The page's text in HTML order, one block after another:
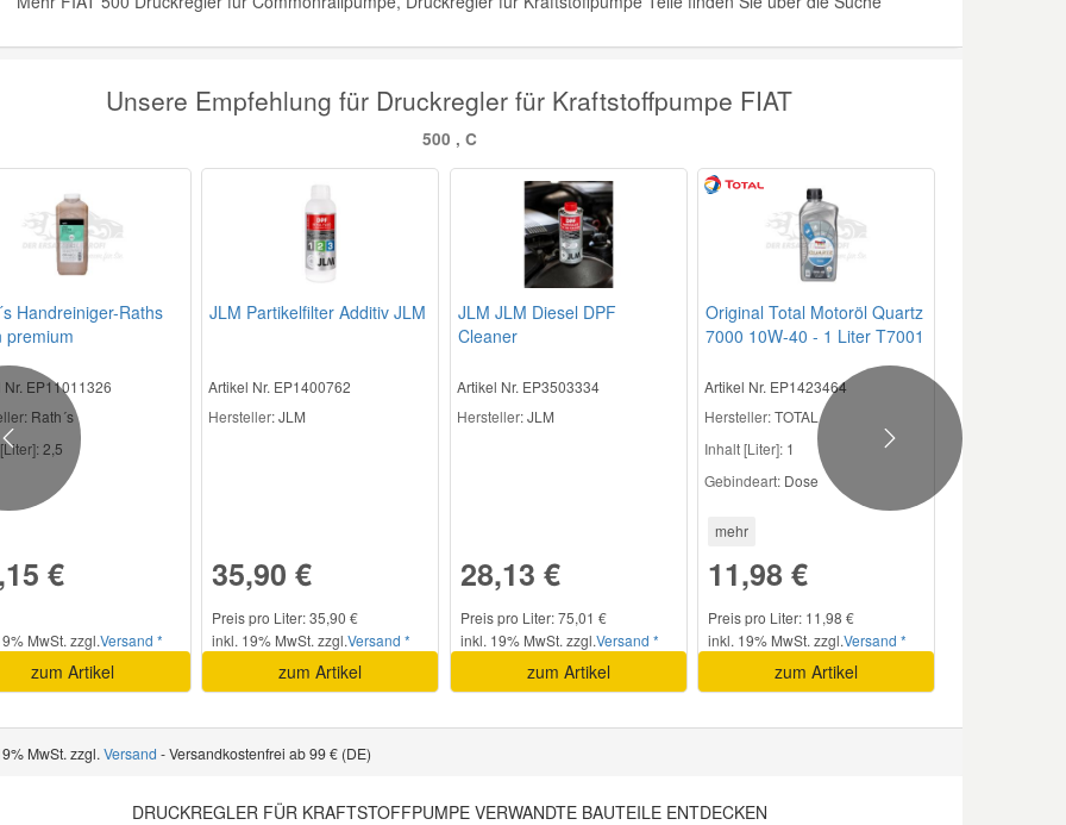
Unsere Empfehlung für Druckregler für Kraftstoffpumpe FIAT
500 , C
Handreiniger-Raths
premium
Nr. EP11011326
: Rath´s
2,5
€
MwSt. zzgl.Versand *
zum Artikel
JLM Partikelfilter Additiv JLM
Artikel Nr. EP1400762
Hersteller: JLM
35,90 €
Preis pro Liter: 35,90 €
inkl. 19% MwSt. zzgl.Versand *
zum Artikel
JLM JLM Diesel DPF
Cleaner
Artikel Nr. EP3503334
Hersteller: JLM
28,13 €
Preis pro Liter: 75,01 €
inkl. 19% MwSt. zzgl.Versand *
zum Artikel
Original Total Motoröl Quartz
7000 10W-40 - 1 Liter T7001
Artikel Nr. EP1423464
Hersteller:TOTAL
Inhalt [Liter]: 1
Gebindeart: Dose
mehr
11,98 €
Preis pro Liter: 11,98 €
inkl. 19% MwSt. zzgl.Versand *
zum Artikel
Previous Next
MwSt. zzgl. Versand - Versandkostenfrei ab 99 € (DE)
DRUCKREGLER FÜR KRAFTSTOFFPUMPE VERWANDTE BAUTEILE ENTDECKEN